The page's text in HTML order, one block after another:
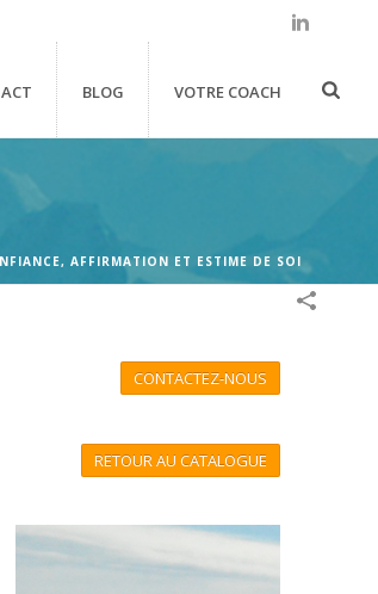
BLOG VOTRE COACH
AFFIRMATION ET ESTIME DE SOI
CONTACTEZ-NOUS
RETOUR AU CATALOGUE